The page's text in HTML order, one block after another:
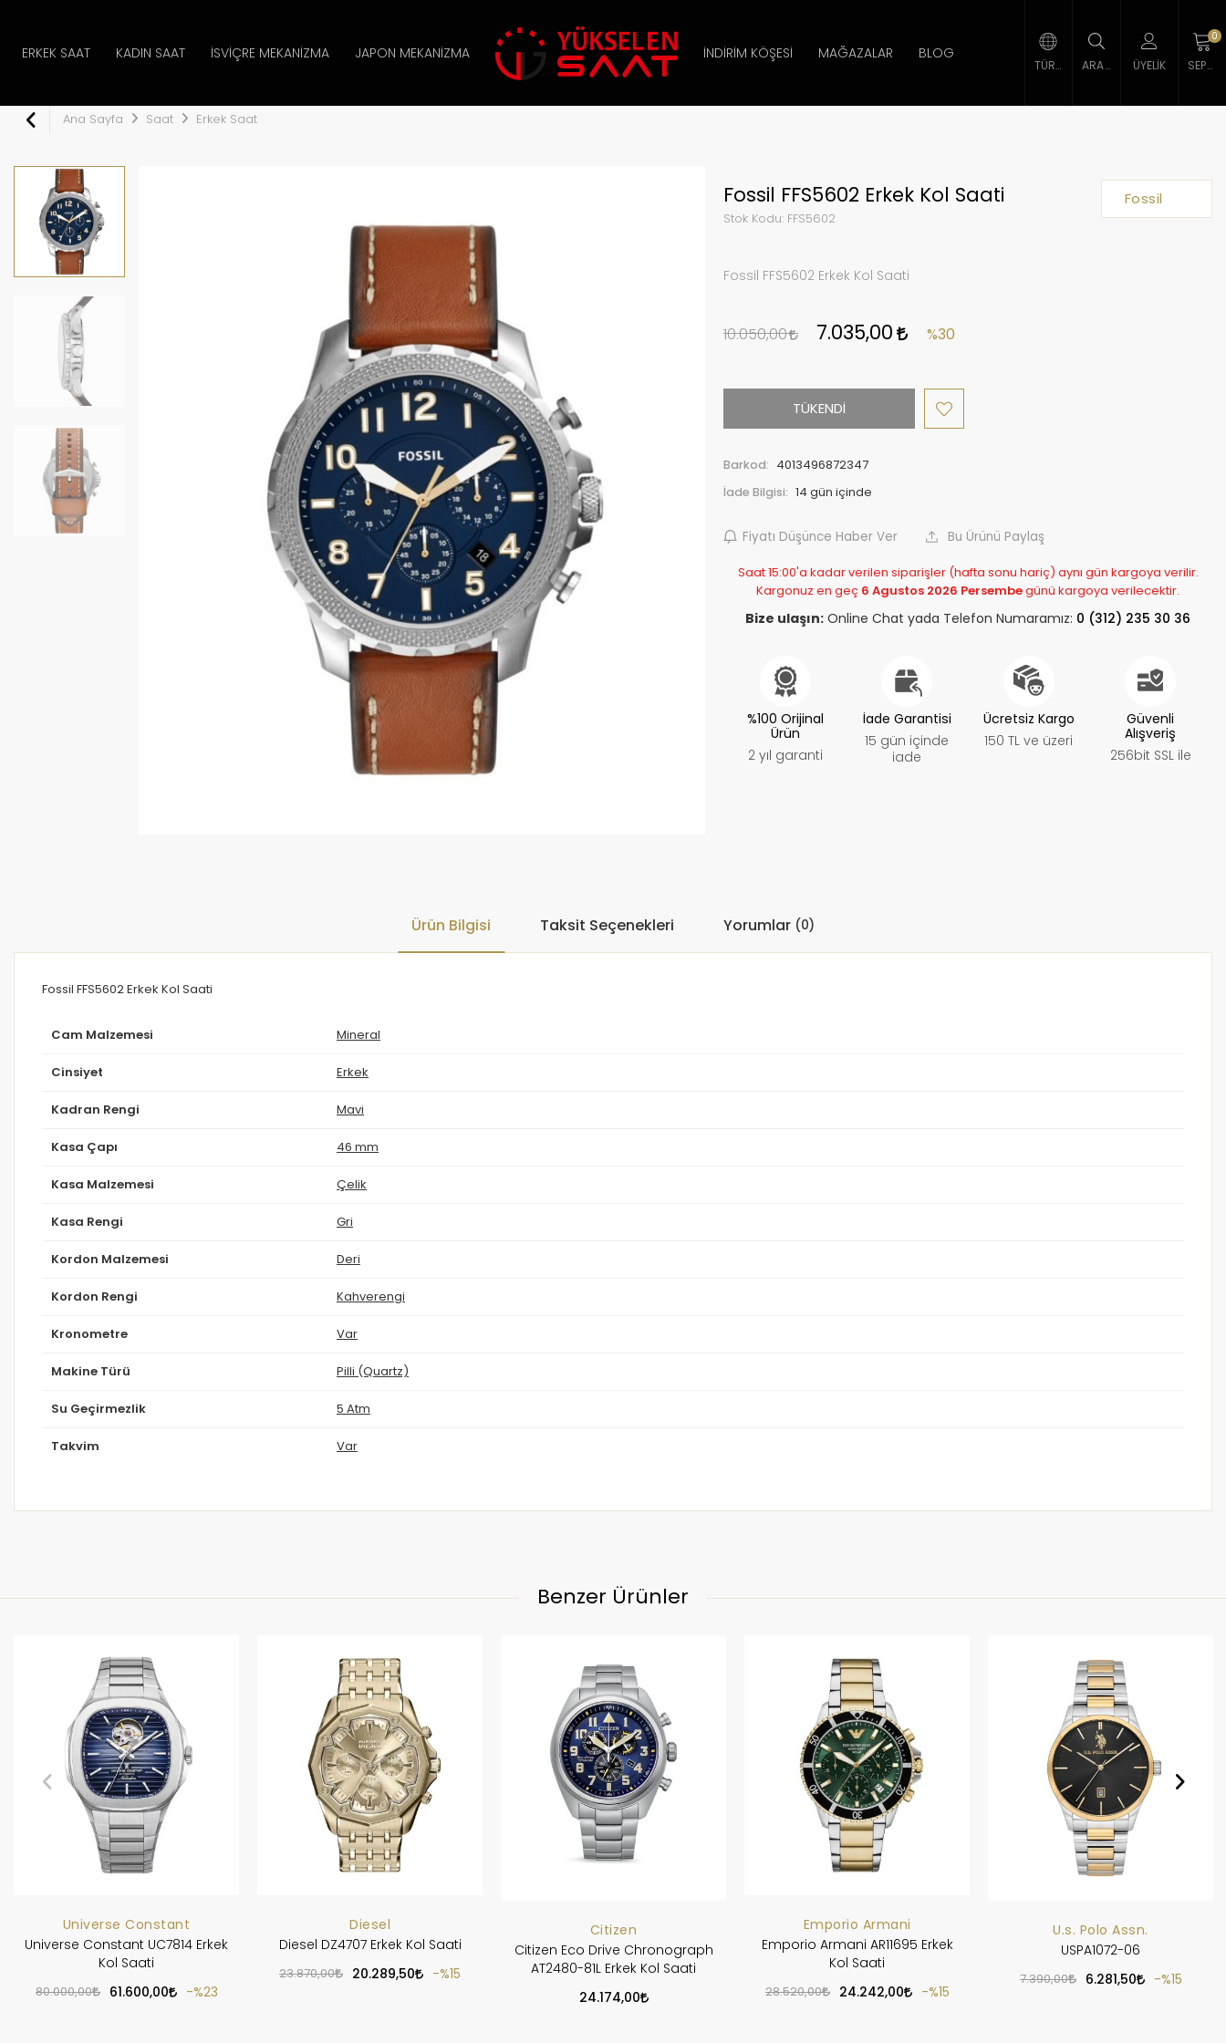
ERKEK SAAT KADIN SAAT İSVIÇRE MEKANIZMA JAPON MEKANIZMA İNDIRIM KÖŞESI MAĞAZALAR BLOG
ÜYELIK
0
Ana Sayfa Saat Erkek Saat
Fossil
Fossil FFS5602 Erkek Kol Saati
Stok Kodu: FFS5602
Fossil FFS5602 Erkek Kol Saati
10.050,00 7.035,00 %30
TÜKENDİ
Barkod: 4013496872347
İade Bilgisi:
Fiyatı Düşünce Haber Ver Bu Ürünü Paylaş
Saat 15:00'a kadar verilen siparişler (hafta sonu hariç) aynı gün kargoya verilir.
Kargonuz en geç 6 Agustos 2026 Persembe günü kargoya verilecektir.
Bize ulaşın: Online Chat yada Telefon Numaramız: 0 (312) 235 30 36
%100 Orijinal
Ürün
2 yıl garanti
İade Garantisi
15 gün içinde
iade
Ücretsiz Kargo
150 TL ve üzeri
Güvenli
Alışveriş
256bit SSL ile
Ürün Bilgisi Taksit Seçenekleri Yorumlar (0)
Fossil FFS5602 Erkek Kol Saati
Cam Malzemesi Mineral
Cinsiyet Erkek
Kadran Rengi Mavi
Kasa Çapı 46 mm
Kasa Malzemesi Çelik
Kasa Rengi Gri
Kordon Malzemesi Deri
Kordon Rengi Kahverengi
Kronometre Var
Makine Türü Pilli (Quartz)
Su Geçirmezlik 5 Atm
Takvim Var
Benzer Ürünler
Universe Constant
Universe Constant UC7814 Erkek
Kol Saati
80.000,00 61.600,00 %23
Diesel
Diesel DZ4707 Erkek Kol Saati
23.870,00 20.289,50 %15
Citizen
Citizen Eco Drive Chronograph
AT2480-81L Erkek Kol Saati
24.174,00
Emporio Armani
Emporio Armani AR11695 Erkek
Kol Saati
28.520,00 24.242,00 %15
U.s. Polo Assn.
USPA1072-06
7.390,00 6.281,50 %15